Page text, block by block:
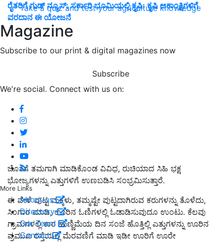
Take a quiz and test your agriculture knowledge
Magazine
Subscribe to our print & digital magazines now
Subscribe
We're social. Connect with us on:
More Links
About us
Directory
Our Team
Contact
ರೈತರಿಗೆ ಗುಡ್ ನ್ಯೂಸ್: ಸರ್ಕಾರಿ ಭೂಮಿಯಲ್ಲಿ ಕೃಷಿ: ಕೃಷಿ ಆಕಾಂಕ್ಷಿಗಳಿಗೆ
ವರದಾನ ಈ ಯೋಜನೆ
ಜೊತೆಗೆ ತಮಗಾಗಿ ಮಾಡಿಕೊಂಡ ವಿವಿಧ, ರುಚಿಯಾದ ಸಿಹಿ ಭಕ್ಷ
ಭೋಜ್ಯಗಳನ್ನು ಎತ್ತುಗಳಿಗೆ ಉಣಬಡಿಸಿ ಸಂಭ್ರಮಿಸುತ್ತಾರೆ.
ಈ ವೇಳೆ ಪುಟ್ಟ ಮಕ್ಕಳು, ತಮ್ಮಷ್ಟೇ ಪುಟ್ಟದಾಗಿರುವ ಕರುಗಳನ್ನು ತೊಳೆದು,
ಸಿಂಗಾರ ಮಾಡಿ, ಊರಿನ ಓಣಿಗಳಲ್ಲಿ ಓಡಾಡಿಸುವುದೂ ಉಂಟು. ಕೆಲವು
ಗ್ರಾಮಗಳಲ್ಲಿ ಕಾರ ಹುಣ್ಣಿಮೆಯ ದಿನ ಸಂಜೆ ಹೊತ್ತಿಲ್ಲಿ ಎತ್ತುಗಳನ್ನು ಊರಿನ
ಪ್ರಮುಖ ರಸ್ತೆಯಲ್ಲಿ ಮೆರವಣಿಗೆ ಮಾಡಿ ಇಡೀ ಊರಿಗೆ ಊರೇ